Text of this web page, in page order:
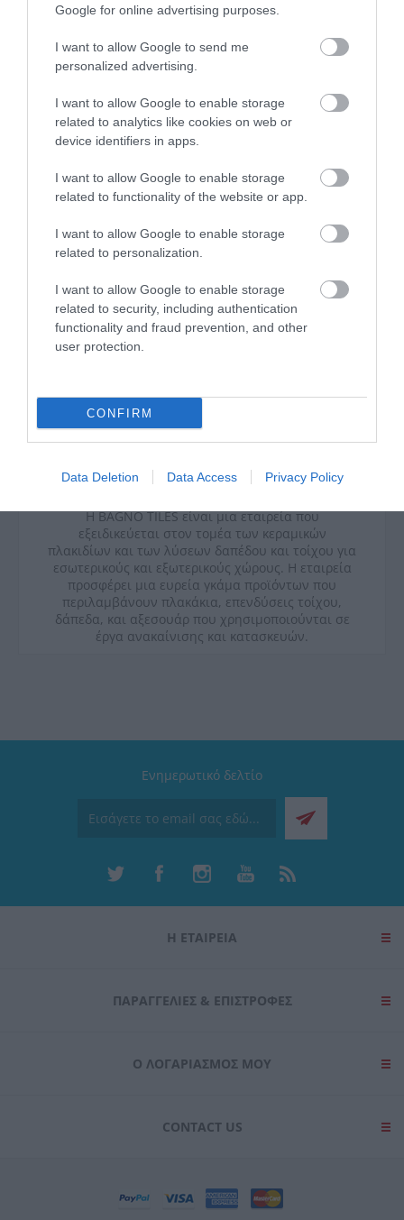
Google for online advertising purposes.
I want to allow Google to send me
personalized advertising.
I want to allow Google to enable storage
related to analytics like cookies on web or
device identifiers in apps.
I want to allow Google to enable storage
related to functionality of the website or app.
I want to allow Google to enable storage
related to personalization.
I want to allow Google to enable storage
related to security, including authentication
functionality and fraud prevention, and other
user protection.
CONFIRM
Data Deletion Data Access Privacy Policy
5 τεμάχια.
Αγγλική Περιγραφή:
porcelain
mate
frost proof
In some cases the color of the tile may differ from the
photo.
pieces.
Η BAGNO TILES είναι μια εταιρεία που
εξειδικεύεται στον τομέα των κεραμικών
πλακιδίων και των λύσεων δαπέδου και τοίχου για
εσωτερικούς και εξωτερικούς χώρους. Η εταιρεία
προσφέρει μια ευρεία γκάμα προϊόντων που
περιλαμβάνουν πλακάκια, επενδύσεις τοίχου,
δάπεδα, και αξεσουάρ που χρησιμοποιούνται σε
έργα ανακαίνισης και κατασκευών.
Ενημερωτικό δελτίο
Η ΕΤΑΙΡΕΙΑ
ΠΑΡΑΓΓΕΛΊΕΣ & ΕΠΙΣΤΡΟΦΈΣ
Ο ΛΟΓΑΡΙΑΣΜΌΣ ΜΟΥ
CONTACT US